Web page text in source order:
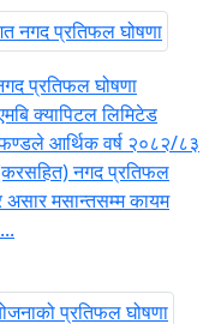
प्रतिफल घोषणा
क्यापिटल लिमिटेड
आर्थिक वर्ष २०८२/८३
नगद प्रतिफल
असार मसान्तसम्म कायम